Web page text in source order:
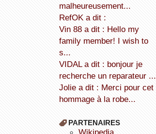
malheureusement...
refOK a dit :
Vin 88 a dit : Hello my
family member! I wish to
s...
VIDAL a dit : bonjour je
recherche un reparateur ...
Jolie a dit : Merci pour cet
hommage à la robe...
PARTENAIRES